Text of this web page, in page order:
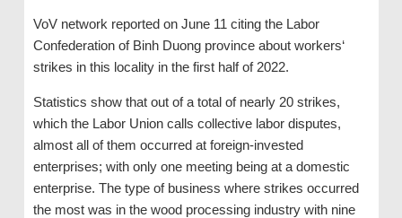
VoV network reported on June 11 citing the Labor
Confederation of Binh Duong province about workers‘
strikes in this locality in the first half of 2022.
Statistics show that out of a total of nearly 20 strikes,
which the Labor Union calls collective labor disputes,
almost all of them occurred at foreign-invested
enterprises; with only one meeting being at a domestic
enterprise. The type of business where strikes occurred
the most was in the wood processing industry with nine